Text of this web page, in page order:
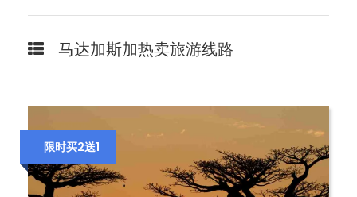
马达加斯加热卖旅游线路
限时买2送1